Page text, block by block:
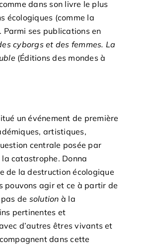
dans son livre le plus
écologiques (comme la
Parmi ses publications en
cyborgs et des femmes. La
(Éditions des mondes à
un événement de première
artistiques,
centrale posée par
catastrophe. Donna
de la destruction écologique
pouvons agir et ce à partir de
de solution à la
pertinentes et
d’autres êtres vivants et
dans cette